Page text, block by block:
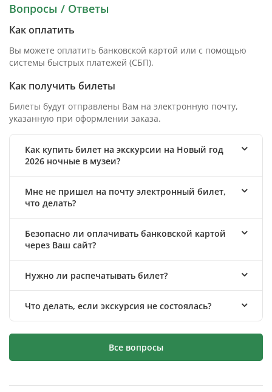
Вопросы / Ответы
Как оплатить
Вы можете оплатить банковской картой или с помощью
системы быстрых платежей (СБП).
Как получить билеты
Билеты будут отправлены Вам на электронную почту,
указанную при оформлении заказа.
Как купить билет на экскурсии на Новый год
2026 ночные в музеи?
Мне не пришел на почту электронный билет,
что делать?
Безопасно ли оплачивать банковской картой
через Ваш сайт?
Нужно ли распечатывать билет?
Что делать, если экскурсия не состоялась?
Все вопросы